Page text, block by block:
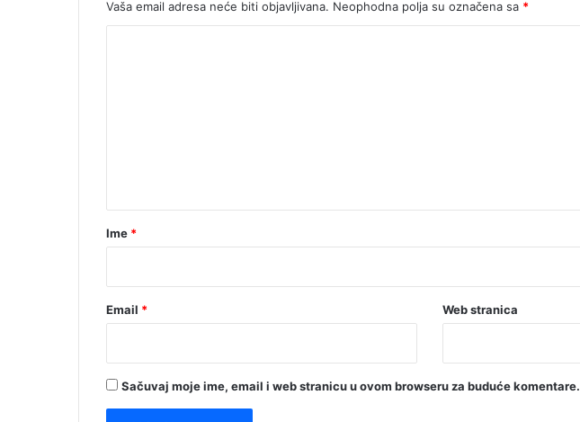
Vaša email adresa neće biti objavljivana. Neophodna polja su označena sa *
rIme *
Email * Web stranica
Sačuvaj moje ime, email i web stranicu u ovom browseru za buduće komentare.